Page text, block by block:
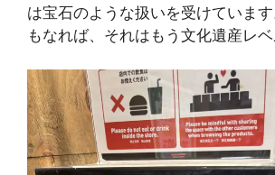
は宝石のような扱いを受けていま
もなれば、それはもう文化遺産レベ